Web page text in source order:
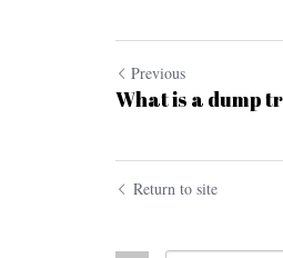
Previous
What is a dump
Return to site